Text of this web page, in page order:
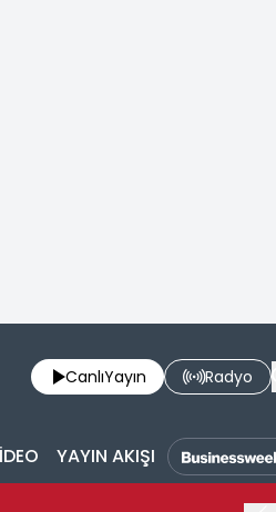
CanlıYayın Radyo
YAYIN AKIŞI